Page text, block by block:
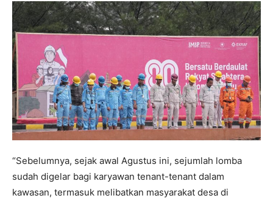
“Sebelumnya, sejak awal Agustus ini, sejumlah lomba
sudah digelar bagi karyawan tenant-tenant dalam
kawasan, termasuk melibatkan masyarakat desa di